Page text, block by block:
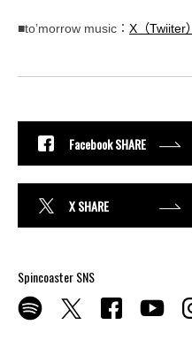
■to’morrow music： X（Twiiter）
Facebook SHARE
X SHARE
Spincoaster SNS